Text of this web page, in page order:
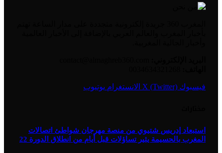
فيسبوك X (Twitter) الانستغرام يوتيوب
استبعاد إدريس شتيوي من منصة مهرجان شواطئ اتصالات
المغرب بالحسيمة يثير تساؤلات قبل أيام من انطلاق الدورة 22